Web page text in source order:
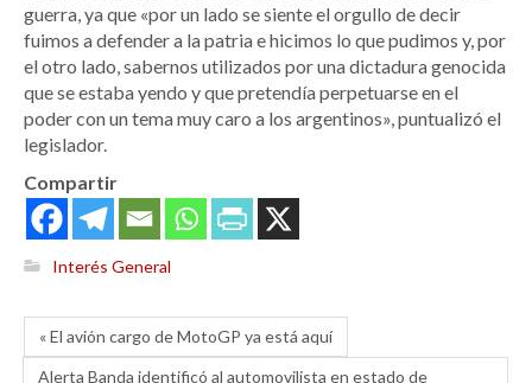
guerra, ya que «por un lado se siente el orgullo de decir
fuimos a defender a la patria e hicimos lo que pudimos y, por
el otro lado, sabernos utilizados por una dictadura genocida
que se estaba yendo y que pretendía perpetuarse en el
poder con un tema muy caro a los argentinos», puntualizó el
legislador.
Compartir
Interés General
« El avión cargo de MotoGP ya está aquí
Alerta Banda identificó al automovilista en estado de